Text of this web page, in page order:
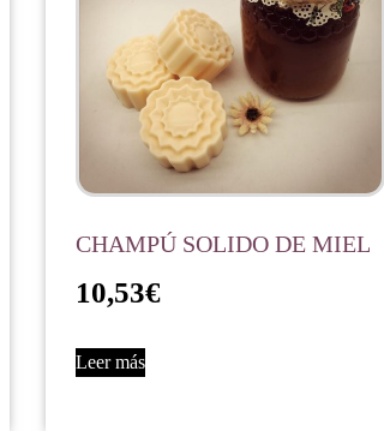
CHAMPÚ SOLIDO DE MIEL
10,53€
Leer más